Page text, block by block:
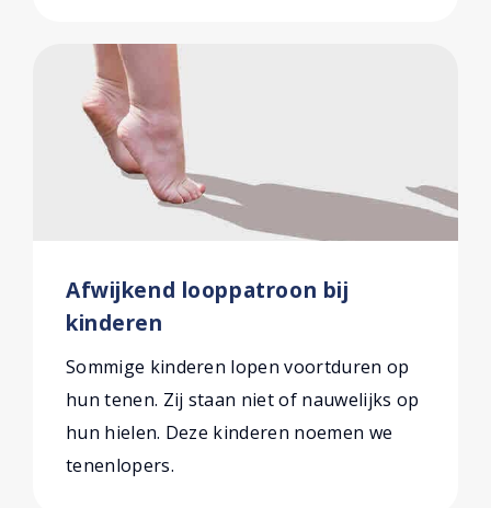
Afwijkend looppatroon bij
kinderen
Sommige kinderen lopen voortduren op
hun tenen. Zij staan niet of nauwelijks op
hun hielen. Deze kinderen noemen we
tenenlopers.